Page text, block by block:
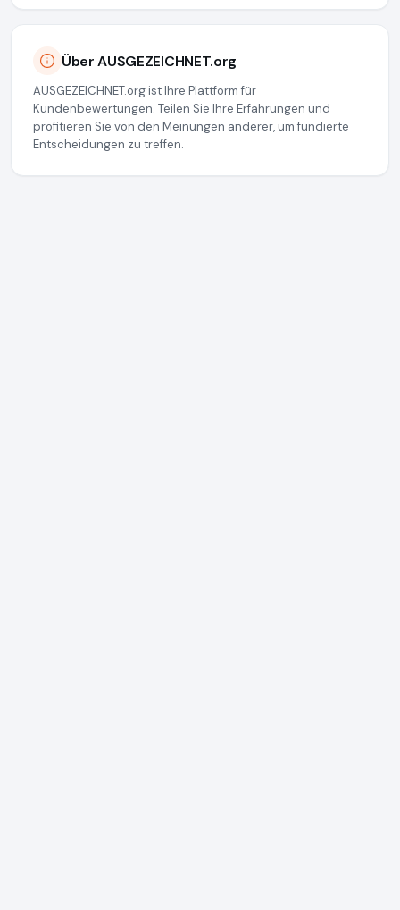
Über AUSGEZEICHNET.org
AUSGEZEICHNET.org ist Ihre Plattform für
Kundenbewertungen. Teilen Sie Ihre Erfahrungen und
profitieren Sie von den Meinungen anderer, um fundierte
Entscheidungen zu treffen.